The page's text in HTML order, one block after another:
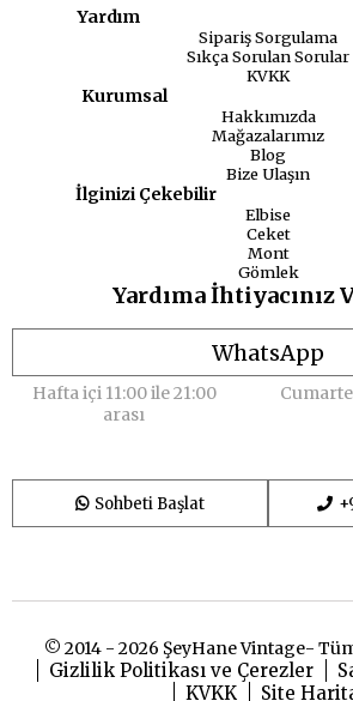
Sipariş Sorgulama
Sıkça Sorulan Sorular
KVKK
Hakkımızda
Mağazalarımız
Blog
Bize Ulaşın
İlginizi
Elbise
Ceket
Mont
Gömlek
Yardıma İhtiyacınız
WhatsApp
Hafta içi 11:00 ile 21:00
arası
Sohbeti Başlat
© 2014 - 2026 ŞeyHane Vintage-
Gizlilik Politikası ve Çerezler
KVKK
Site